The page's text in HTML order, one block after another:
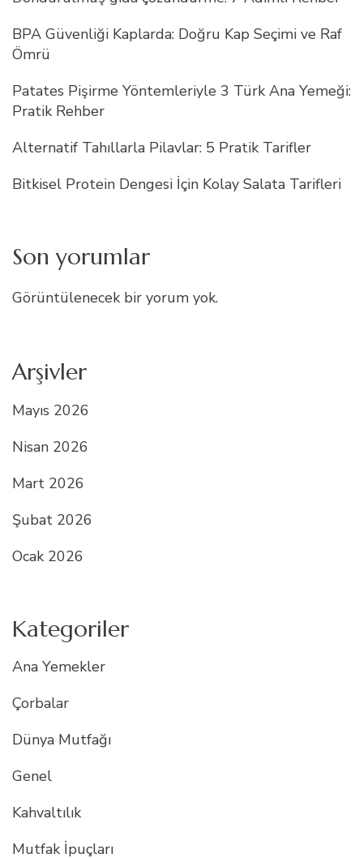
BPA Güvenliği Kaplarda: Doğru Kap Seçimi ve Raf
Ömrü
Patates Pişirme Yöntemleriyle 3 Türk Ana Yemeği:
Pratik Rehber
Alternatif Tahıllarla Pilavlar: 5 Pratik Tarifler
Bitkisel Protein Dengesi İçin Kolay Salata Tarifleri
Son yorumlar
Görüntülenecek bir yorum yok.
Arşivler
Mayıs 2026
Nisan 2026
Mart 2026
Şubat 2026
Ocak 2026
Kategoriler
Ana Yemekler
Çorbalar
Dünya Mutfağı
Genel
Kahvaltılık
Mutfak İpuçları